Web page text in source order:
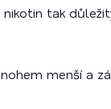
tak
menší a